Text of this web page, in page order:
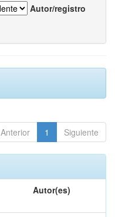
Autor/registro
Anterior 1 Siguiente
Autor(es)